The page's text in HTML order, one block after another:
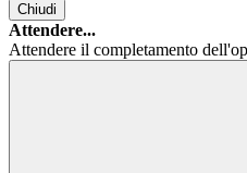
Chiudi
Attendere...
Attendere il completamento